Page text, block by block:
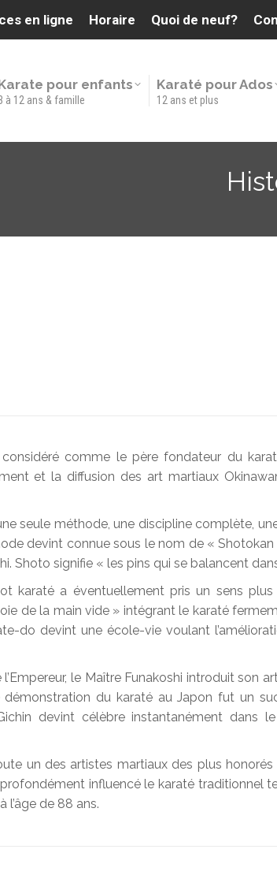
en ligne Horaire Quoi de neuf?
pour enfants
à 12 ans & famille
Karaté pour Ados
12 ans et plus
considéré comme le père fondateur du
et la diffusion des art martiaux
seule méthode, une discipline complète,
devint connue sous le nom de « Shotokan
Shoto signifie « les pins qui se balancent
karaté a éventuellement pris un sens
de la main vide » intégrant le karaté
do devint une école-vie voulant
l’Empereur, le Maître Funakoshi introduit son
du karaté au Japon fut un
devint célèbre instantanément dans
un des artistes martiaux des plus honorés
influencé le karaté traditionnel tel
l’âge de 88 ans.
Karate pour enfants
à 12 ans & famille
Karaté pour Ados
12 ans et plus